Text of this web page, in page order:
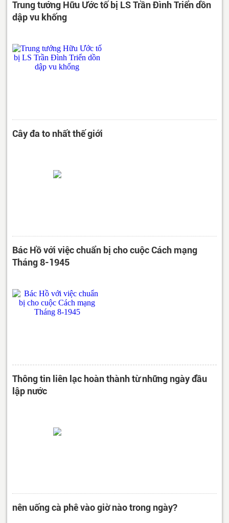
Trung tướng Hữu Ước tố bị LS Trần Đình Triển dồn
dập vu khống
Cây đa to nhất thế giới
Bác Hồ với việc chuẩn bị cho cuộc Cách mạng
Tháng 8-1945
Thông tin liên lạc hoàn thành từ những ngày đầu
lập nước
nên uống cà phê vào giờ nào trong ngày?